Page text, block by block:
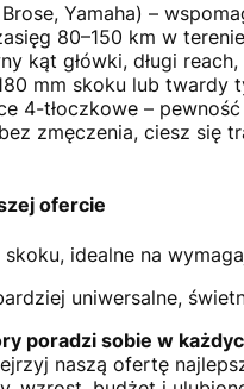
Yamaha) –
80–150 km w terenie
kąt główki, długi
mm skoku lub twardy
4-tłoczkowe –
zmęczenia, ciesz się
ofercie
skoku, idealne na
uniwersalne,
poradzi sobie w
naszą ofertę